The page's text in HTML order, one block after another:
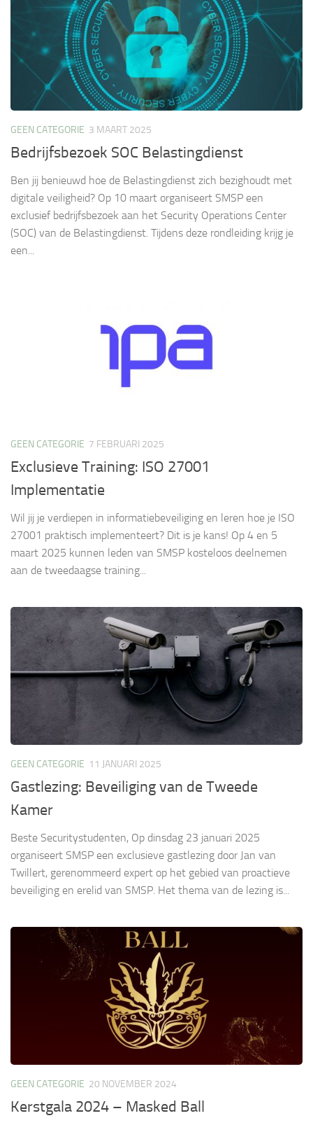
GEEN CATEGORIE 3 MAART 2025
Bedrijfsbezoek SOC Belastingdienst
Ben jij benieuwd hoe de Belastingdienst zich bezighoudt met
digitale veiligheid? Op 10 maart organiseert SMSP een
exclusief bedrijfsbezoek aan het Security Operations Center
(SOC) van de Belastingdienst. Tijdens deze rondleiding krijg je
een...
GEEN CATEGORIE 7 FEBRUARI 2025
Exclusieve Training: ISO 27001
Implementatie
Wil jij je verdiepen in informatiebeveiliging en leren hoe je ISO
27001 praktisch implementeert? Dit is je kans! Op 4 en 5
maart 2025 kunnen leden van SMSP kosteloos deelnemen
aan de tweedaagse training...
GEEN CATEGORIE 11 JANUARI 2025
Gastlezing: Beveiliging van de Tweede
Kamer
Beste Securitystudenten, Op dinsdag 23 januari 2025
organiseert SMSP een exclusieve gastlezing door Jan van
Twillert, gerenommeerd expert op het gebied van proactieve
beveiliging en erelid van SMSP. Het thema van de lezing is...
GEEN CATEGORIE 20 NOVEMBER 2024
Kerstgala 2024 – Masked Ball